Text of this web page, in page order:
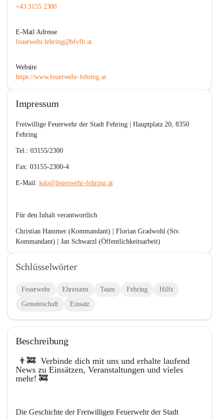
+43 3155 2300
E-Mail Adresse
feuerwehr.fehring@bfvfb.at
Website
https://www.feuerwehr-fehring.at
Impressum
Freiwillige Feuerwehr der Stadt Fehring | Hauptplatz 20, 8350
Fehring
Tel.: 03155/2300
Fax: 03155-2300-4
E-Mail: kdo@feuerwehr-fehring.at
Für den Inhalt verantwortlich
Christian Hammer (Kommandant) | Florian Gradwohl (Stv.
Kommandant) | Jan Schwarzl (Öffentlichkeitsarbeit)
Fehring)
Schlüsselwörter
Feuerwehr Ehrenamt Team Fehring
Hilfe
Gemeinschaft
Einsatz
Beschreibung
News zu Einsätzen, Veranstaltungen und vieles
mehr! 🚒
Die Geschichte der Freiwilligen Feuerwehr der Stadt